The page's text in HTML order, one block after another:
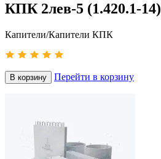
КПК 2лев-5 (1.420.1-14)
Капители/Капители КПК
В корзину Перейти в корзину